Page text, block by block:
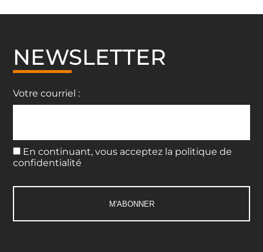
NEWSLETTER
Votre courriel :
En continuant, vous acceptez la politique de
confidentialité